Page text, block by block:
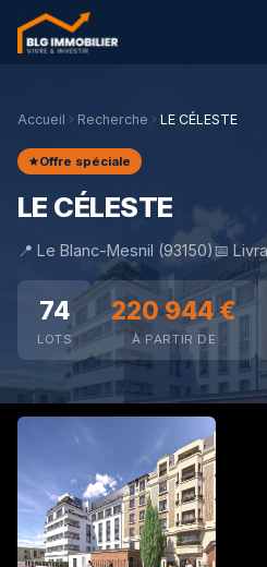
Accueil Recherche LE CÉLESTE
Offre spéciale
LE CÉLESTE
📍 Le Blanc-Mesnil (93150)📅
74
LOTS
220 944 €
À PARTIR DE